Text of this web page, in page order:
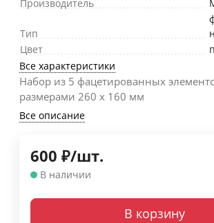
Производитель
Тип
Цвет
Все характеристики
Набор из 5 фацетированных
размерами 260 х 160 мм
Все описание
600 ₽/шт.
В наличии
В корзину